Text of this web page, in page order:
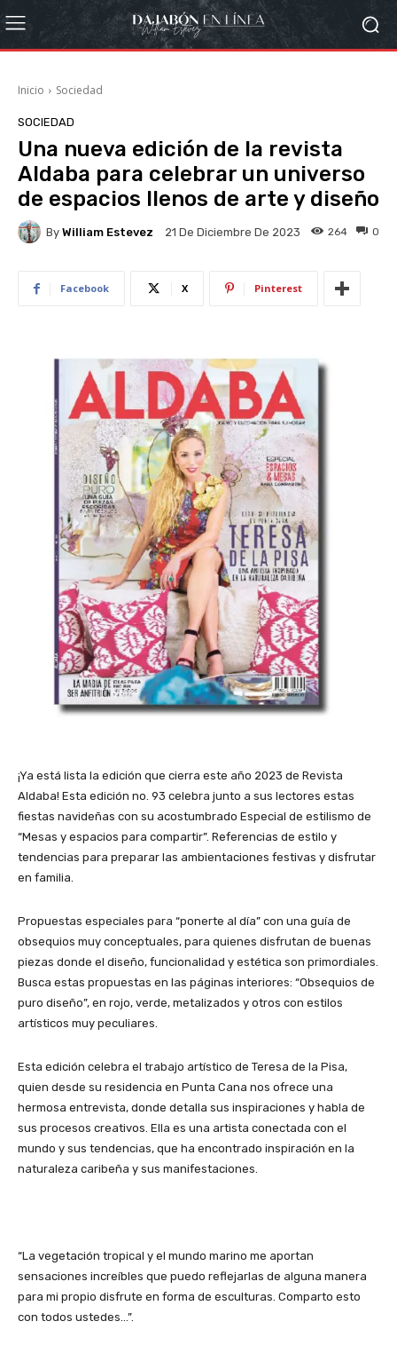
Inicio Sociedad
SOCIEDAD
Una nueva edición de la revista
Aldaba para celebrar un universo
de espacios llenos de arte y diseño
By William Estevez 21 De Diciembre De 2023 0
264
Facebook X Pinterest
¡Ya está lista la edición que cierra este año 2023 de Revista
Aldaba! Esta edición no. 93 celebra junto a sus lectores estas
fiestas navideñas con su acostumbrado Especial de estilismo de
“Mesas y espacios para compartir”. Referencias de estilo y
tendencias para preparar las ambientaciones festivas y disfrutar
en familia.
Propuestas especiales para “ponerte al día” con una guía de
obsequios muy conceptuales, para quienes disfrutan de buenas
piezas donde el diseño, funcionalidad y estética son primordiales.
Busca estas propuestas en las páginas interiores: “Obsequios de
puro diseño”, en rojo, verde, metalizados y otros con estilos
artísticos muy peculiares.
Esta edición celebra el trabajo artístico de Teresa de la Pisa,
quien desde su residencia en Punta Cana nos ofrece una
hermosa entrevista, donde detalla sus inspiraciones y habla de
sus procesos creativos. Ella es una artista conectada con el
mundo y sus tendencias, que ha encontrado inspiración en la
naturaleza caribeña y sus manifestaciones.
“La vegetación tropical y el mundo marino me aportan
sensaciones increíbles que puedo reflejarlas de alguna manera
para mi propio disfrute en forma de esculturas. Comparto esto
con todos ustedes…”.